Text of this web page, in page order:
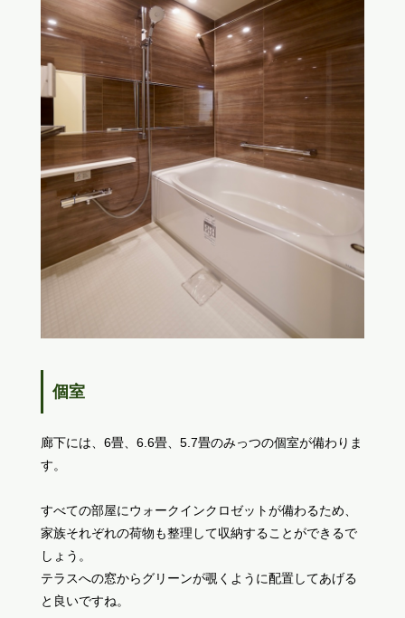
個室
廊下には、6畳、6.6畳、5.7畳のみっつの個室が備わりま
す。
すべての部屋にウォークインクロゼットが備わるため、
家族それぞれの荷物も整理して収納することができるで
しょう。
テラスへの窓からグリーンが覗くように配置してあげる
と良いですね。